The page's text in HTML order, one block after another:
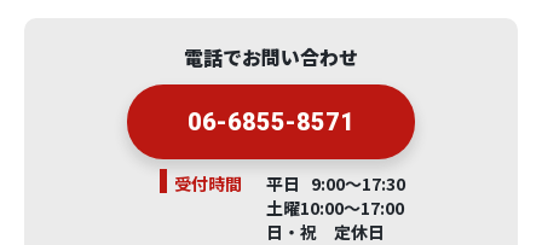
電話でお問い合わせ
06-6855-8571
受付時間
平日 9:00～17:30
土曜10:00～17:00
日・祝 定休日